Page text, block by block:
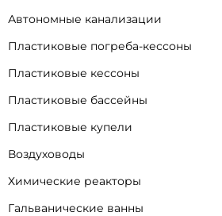
Автономные канализации
Пластиковые погреба-кессоны
Пластиковые кессоны
Пластиковые бассейны
Пластиковые купели
Воздуховоды
Химические реакторы
Гальванические ванны